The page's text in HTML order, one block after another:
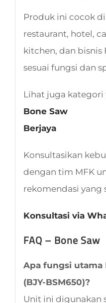
Produk ini cocok
restaurant, hotel,
kitchen, dan bisnis
sesuai fungsi dan
Lihat juga kategori
Bone Saw
Berjaya
Konsultasikan
dengan tim MFK
rekomendasi yang
Konsultasi via
FAQ – Bone Saw
Apa fungsi utama
(BJY-BSM650)?
Unit ini digunakan